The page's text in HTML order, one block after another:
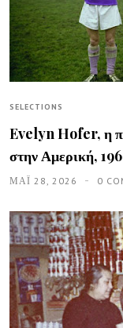
SELECTIONS
Evelyn Hofer, η
στην Αμερική,
ΜΑΪ́ 28, 2026 0